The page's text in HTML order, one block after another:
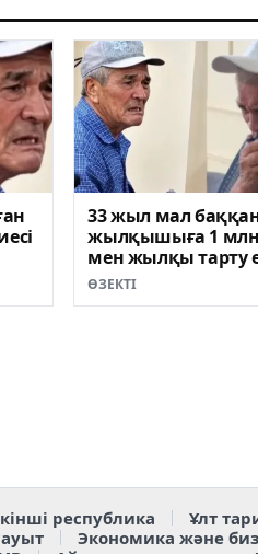
33 жыл мал
жылқышыға 1 млн
мен жылқы тарту
(ВИДЕО)
ӨЗЕКТІ
республика Ұлт
Экономика және